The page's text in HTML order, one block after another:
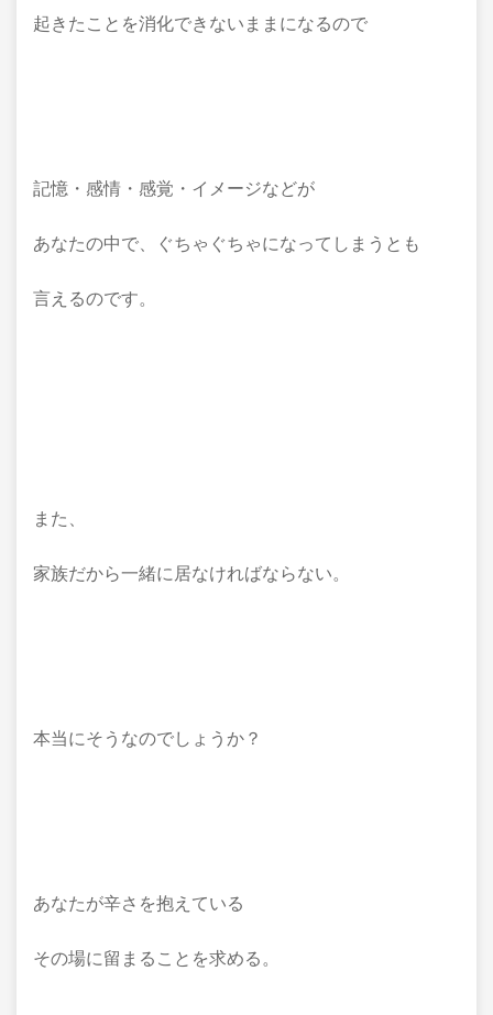
起きたことを消化できないままになるので
記憶・感情・感覚・イメージなどが
あなたの中で、ぐちゃぐちゃになってしまうとも
言えるのです。
また、
家族だから一緒に居なければならない。
本当にそうなのでしょうか？
あなたが辛さを抱えている
その場に留まることを求める。